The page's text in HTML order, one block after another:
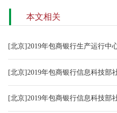
本文相关
[北京]2019年包商银行生产运行中
[北京]2019年包商银行信息科技部
[北京]2019年包商银行信息科技部